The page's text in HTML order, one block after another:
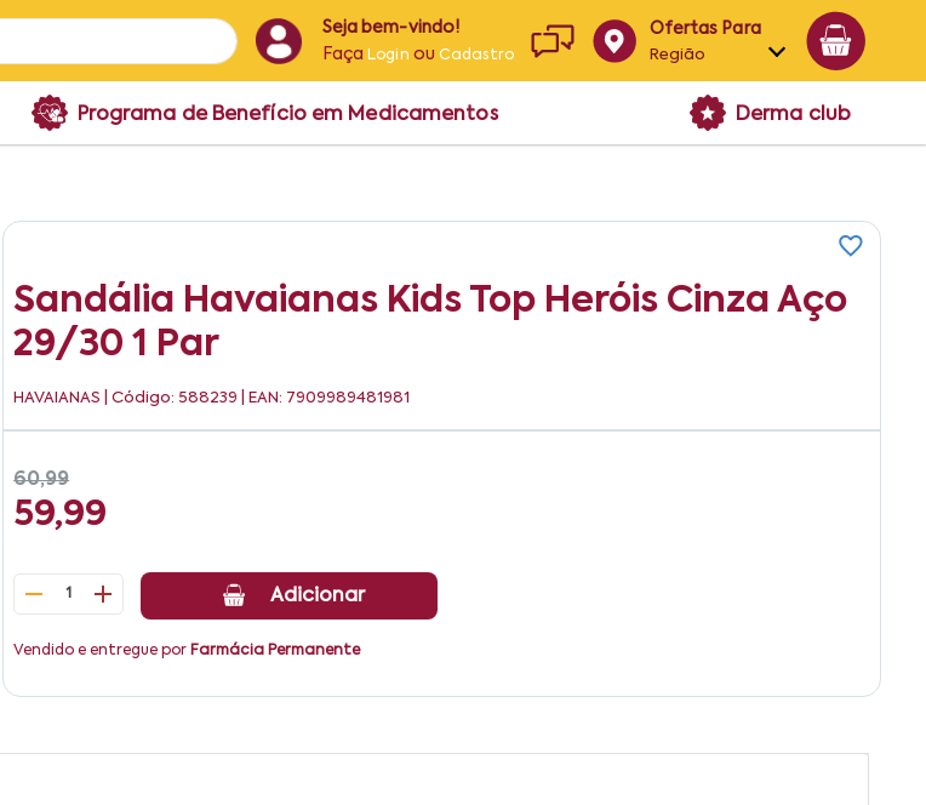
Seja bem-vindo!
Faça Login ouCadastro
Ofertas Para
Região
Alagoas
Programa de Benefício em Medicamentos Derma club
Sandália Havaianas Kids Top Heróis Cinza Aço
29/30 1 Par
HAVAIANAS | Código: 588239 | EAN: 7909989481981
60,99
59,99
1 Adicionar
Vendido e entregue por Farmácia Permanente